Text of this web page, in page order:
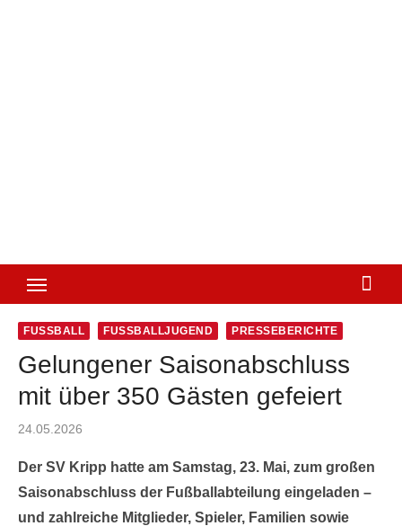
FUSSBALL FUSSBALLJUGEND PRESSEBERICHTE
Gelungener Saisonabschluss
mit über 350 Gästen gefeiert
Posted
24.05.2026
Der SV Kripp hatte am Samstag, 23. Mai, zum großen
Saisonabschluss der Fußballabteilung eingeladen –
und zahlreiche Mitglieder, Spieler, Familien sowie